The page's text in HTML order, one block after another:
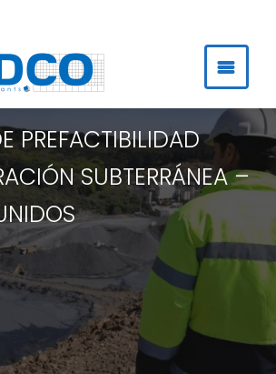
PREFACTIBILIDAD
SUBTERRÁNEA –